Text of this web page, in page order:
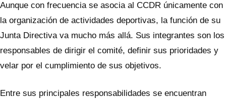
Aunque con frecuencia se asocia al CCDR únicamente con
la organización de actividades deportivas, la función de su
Junta Directiva va mucho más allá. Sus integrantes son los
responsables de dirigir el comité, definir sus prioridades y
velar por el cumplimiento de sus objetivos.
Entre sus principales responsabilidades se encuentran